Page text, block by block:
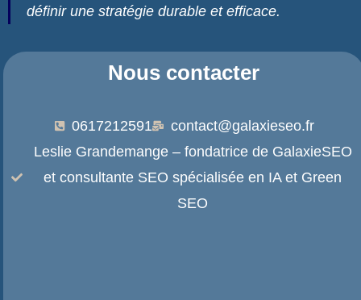
définir une stratégie durable et efficace.
Nous contacter
0617212591
contact@galaxieseo.fr
Leslie Grandemange – fondatrice de GalaxieSEO
et consultante SEO spécialisée en IA et Green
SEO